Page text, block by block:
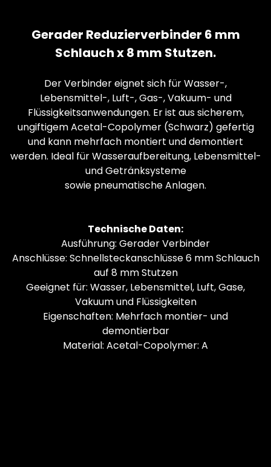
Gerader Reduzierverbinder 6 mm
Schlauch x 8 mm Stutzen.
Der Verbinder eignet sich für Wasser-,
Lebensmittel-, Luft-, Gas-, Vakuum- und
Flüssigkeitsanwendungen. Er ist aus sicherem,
ungiftigem Acetal-Copolymer (Schwarz) gefertig
und kann mehrfach montiert und demontiert
werden. Ideal für Wasseraufbereitung, Lebensmittel-
und Getränksysteme
sowie pneumatische Anlagen.
Technische Daten:
Ausführung: Gerader Verbinder
Anschlüsse: Schnellsteckanschlüsse 6 mm Schlauch
auf 8 mm Stutzen
Geeignet für: Wasser, Lebensmittel, Luft, Gase,
Vakuum und Flüssigkeiten
Eigenschaften: Mehrfach montier- und
demontierbar
Material: Acetal-Copolymer: A